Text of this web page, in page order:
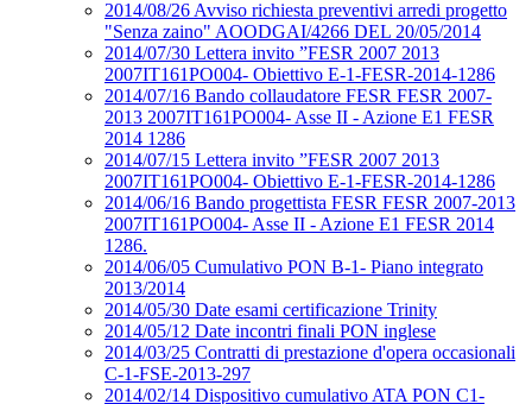
2014/08/26 Avviso richiesta preventivi arredi progetto
"Senza zaino" AOODGAI/4266 DEL 20/05/2014
2014/07/30 Lettera invito ”FESR 2007 2013
2007IT161PO004- Obiettivo E-1-FESR-2014-1286
2014/07/16 Bando collaudatore FESR FESR 2007-
2013 2007IT161PO004- Asse II - Azione E1 FESR
2014 1286
2014/07/15 Lettera invito ”FESR 2007 2013
2007IT161PO004- Obiettivo E-1-FESR-2014-1286
2014/06/16 Bando progettista FESR FESR 2007-2013
2007IT161PO004- Asse II - Azione E1 FESR 2014
1286.
2014/06/05 Cumulativo PON B-1- Piano integrato
2013/2014
2014/05/30 Date esami certificazione Trinity
2014/05/12 Date incontri finali PON inglese
2014/03/25 Contratti di prestazione d'opera occasionali
C-1-FSE-2013-297
2014/02/14 Dispositivo cumulativo ATA PON C1-